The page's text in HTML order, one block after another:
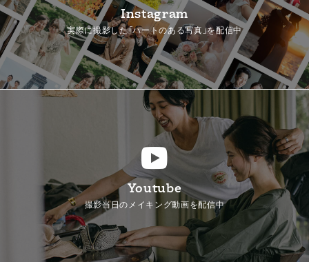
Instagram
実際に撮影した「ハートのある写真」を配信中
Youtube
撮影当日のメイキング動画を配信中